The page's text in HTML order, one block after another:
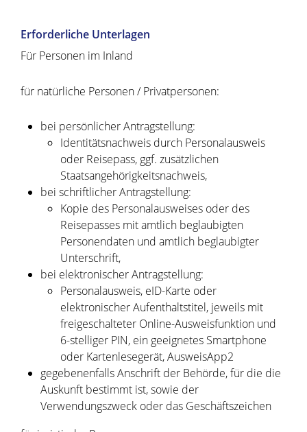
Erforderliche Unterlagen
Für Personen im Inland
für natürliche Personen / Privatpersonen:
bei persönlicher Antragstellung:
Identitätsnachweis durch Personalausweis
oder Reisepass, ggf. zusätzlichen
Staatsangehörigkeitsnachweis,
bei schriftlicher Antragstellung:
Kopie des Personalausweises oder des
Reisepasses mit amtlich beglaubigten
Personendaten und amtlich beglaubigter
Unterschrift,
bei elektronischer Antragstellung:
Personalausweis, eID-Karte oder
elektronischer Aufenthaltstitel, jeweils mit
freigeschalteter Online-Ausweisfunktion und
6-stelliger PIN, ein geeignetes Smartphone
oder Kartenlesegerät, AusweisApp2
gegebenenfalls Anschrift der Behörde, für die die
Auskunft bestimmt ist, sowie der
Verwendungszweck oder das Geschäftszeichen